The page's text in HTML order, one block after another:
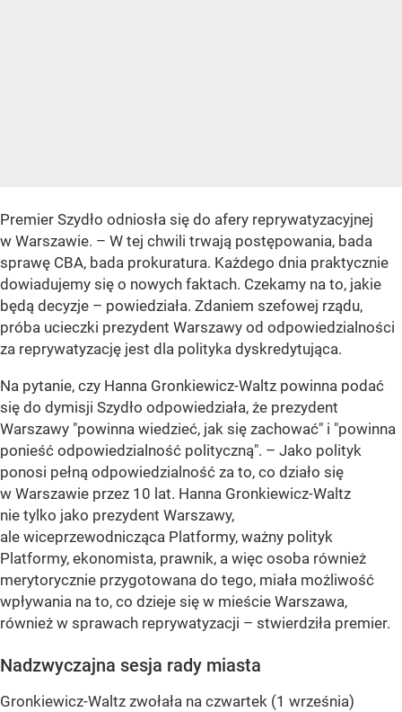
Premier Szydło odniosła się do afery reprywatyzacyjnej
w Warszawie. – W tej chwili trwają postępowania, bada
sprawę CBA, bada prokuratura. Każdego dnia praktycznie
dowiadujemy się o nowych faktach. Czekamy na to, jakie
będą decyzje – powiedziała. Zdaniem szefowej rządu,
próba ucieczki prezydent Warszawy od odpowiedzialności
za reprywatyzację jest dla polityka dyskredytująca.
Na pytanie, czy Hanna Gronkiewicz-Waltz powinna podać
się do dymisji Szydło odpowiedziała, że prezydent
Warszawy "powinna wiedzieć, jak się zachować" i "powinna
ponieść odpowiedzialność polityczną". – Jako polityk
ponosi pełną odpowiedzialność za to, co działo się
w Warszawie przez 10 lat. Hanna Gronkiewicz-Waltz
nie tylko jako prezydent Warszawy,
ale wiceprzewodnicząca Platformy, ważny polityk
Platformy, ekonomista, prawnik, a więc osoba również
merytorycznie przygotowana do tego, miała możliwość
wpływania na to, co dzieje się w mieście Warszawa,
również w sprawach reprywatyzacji – stwierdziła premier.
Nadzwyczajna sesja rady miasta
Gronkiewicz-Waltz zwołała na czwartek (1 września)